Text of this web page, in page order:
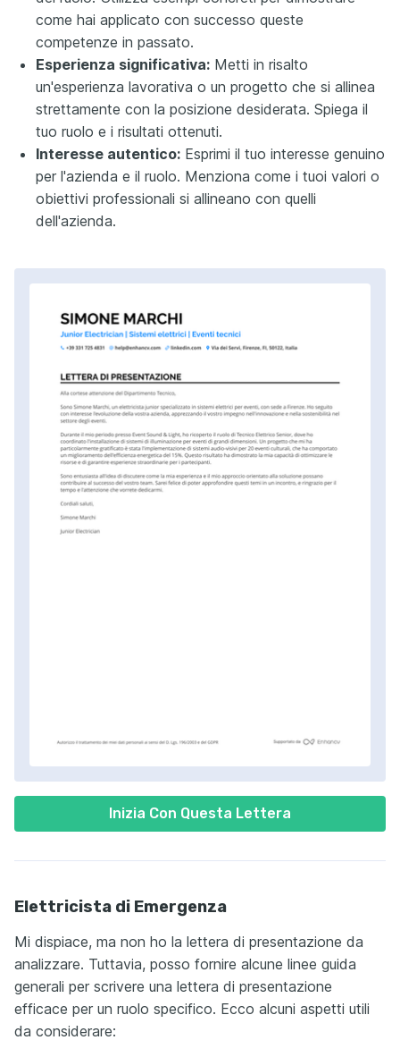
Inizia Con Questa Lettera
come hai applicato con successo queste
competenze in passato.
Esperienza significativa: Metti in risalto
un'esperienza lavorativa o un progetto che si allinea
strettamente con la posizione desiderata. Spiega il
tuo ruolo e i risultati ottenuti.
Interesse autentico: Esprimi il tuo interesse genuino
per l'azienda e il ruolo. Menziona come i tuoi valori o
obiettivi professionali si allineano con quelli
dell'azienda.
Elettricista di Emergenza
Mi dispiace, ma non ho la lettera di presentazione da
analizzare. Tuttavia, posso fornire alcune linee guida
generali per scrivere una lettera di presentazione
efficace per un ruolo specifico. Ecco alcuni aspetti utili
da considerare: